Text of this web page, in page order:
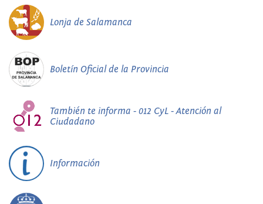
Lonja de Salamanca
Boletín Oficial de la Provincia
También te informa - 012 CyL - Atención al
Ciudadano
Información